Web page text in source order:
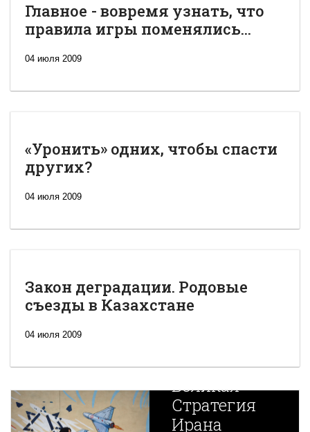
Главное - вовремя узнать, что
правила игры поменялись...
04 июля 2009
«Уронить» одних, чтобы спасти
других?
04 июля 2009
Закон деградации. Родовые
съезды в Казахстане
04 июля 2009
Новая
Великая
Стратегия
Ирана